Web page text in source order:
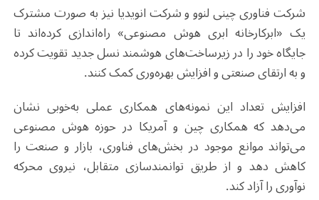
شرکت فناوری چینی لنوو و شرکت انویدیا نیز به صورت مشترک
یک «ابرکارخانه ابری هوش مصنوعی» راه‌اندازی کرده‌اند تا
جایگاه خود را در زیرساخت‌های هوشمند نسل جدید تقویت کرده
و به ارتقای صنعتی و افزایش بهره‌وری کمک کنند.
افزایش تعداد این نمونه‌های همکاری عملی به‌خوبی نشان
می‌دهد که همکاری چین و آمریکا در حوزه هوش مصنوعی
می‌تواند موانع موجود در بخش‌های فناوری، بازار و صنعت را
کاهش دهد و از طریق توانمندسازی متقابل، نیروی محرکه
نوآوری را آزاد کند.